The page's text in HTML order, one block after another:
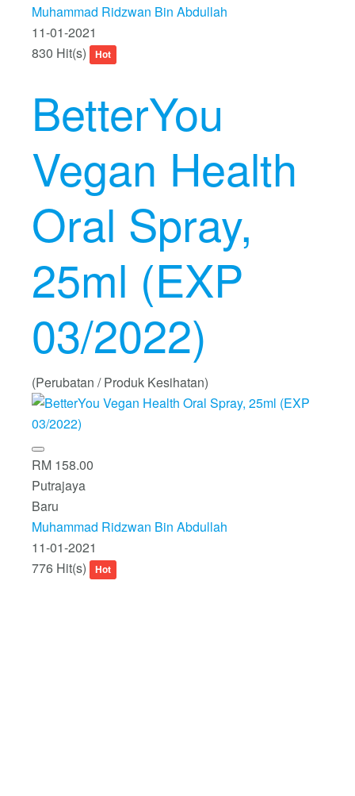
Muhammad Ridzwan Bin Abdullah
11-01-2021
830 Hit(s)
Hot
BetterYou
Vegan Health
Oral Spray,
25ml (EXP
03/2022)
(Perubatan / Produk Kesihatan)
RM 158.00
Putrajaya
Baru
Muhammad Ridzwan Bin Abdullah
11-01-2021
776 Hit(s)
Hot